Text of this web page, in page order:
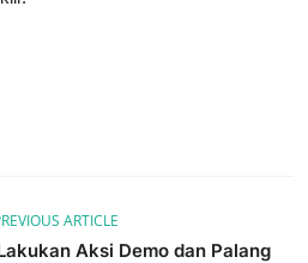
ARTICLE
Aksi Demo dan Palang